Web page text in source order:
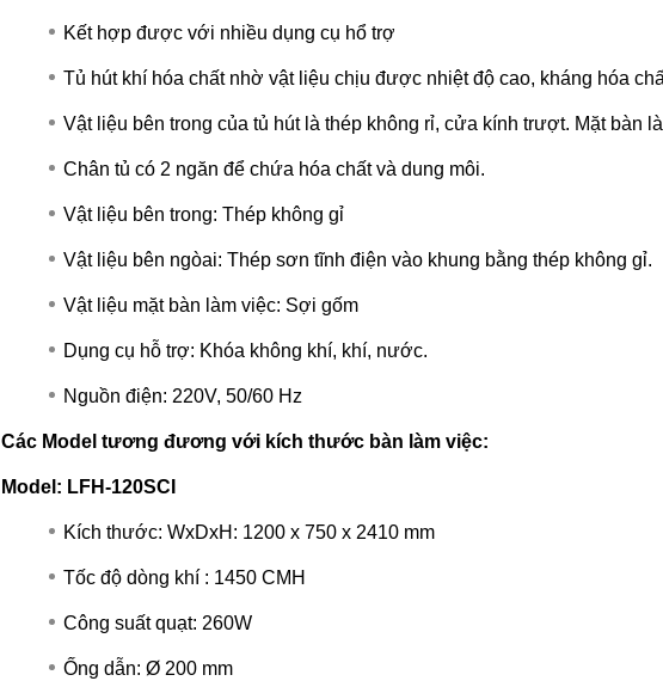
Kết hợp được với nhiều dụng cụ hổ trợ
Tủ hút khí hóa chất nhờ vật liệu chịu được nhiệt độ cao, kháng hóa
Vật liệu bên trong của tủ hút là thép không rỉ, cửa kính trượt. Mặt bàn
Chân tủ có 2 ngăn để chứa hóa chất và dung môi.
Vật liệu bên trong: Thép không gỉ
Vật liệu bên ngòai: Thép sơn tĩnh điện vào khung bằng thép không gỉ.
Vật liệu mặt bàn làm việc: Sợi gốm
Dụng cụ hỗ trợ: Khóa không khí, khí, nước.
Nguồn điện: 220V, 50/60 Hz
Các Model tương đương với kích thước bàn làm việc:
Model: LFH-120SCI
Kích thước: WxDxH: 1200 x 750 x 2410 mm
Tốc độ dòng khí : 1450 CMH
Công suất quạt: 260W
Ống dẫn: Ø 200 mm